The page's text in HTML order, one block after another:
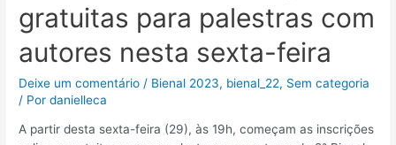
gratuitas para palestras com
autores nesta sexta-feira
Deixe um comentário / Bienal 2023, bienal_22, Sem categoria
/ Pordanielleca
A partir desta sexta-feira (29), às 19h, começam as inscrições